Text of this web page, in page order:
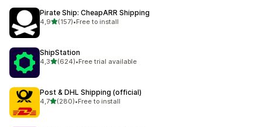
Pirate Ship: CheapARR Shipping
4,9z 5 hvězd
(157)
Celkový počet recenzí: 157
•Free to install
ShipStation
4,3z 5 hvězd
(624)
Celkový počet recenzí: 624
•Free trial available
Post & DHL Shipping (official)
4,7z 5 hvězd
(280)
Celkový počet recenzí: 280
•Free to install